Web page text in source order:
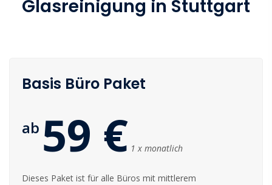
Glasreinigung in Stuttgart
Basis Büro Paket
ab 59 € 1 x monatlich
Dieses Paket ist für alle Büros mit mittlerem